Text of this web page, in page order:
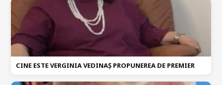
CINE ESTE VERGINIA VEDINAȘ PROPUNEREA DE PREMIER